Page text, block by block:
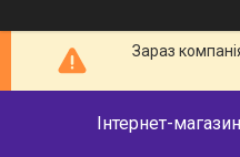
Зараз
Інтернет-